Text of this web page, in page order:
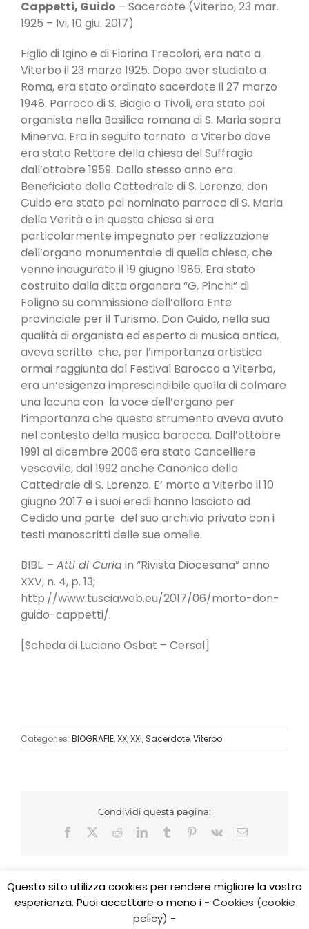
Cappetti, Guido – Sacerdote (Viterbo, 23 mar.
1925 – Ivi, 10 giu. 2017)
Figlio di Igino e di Fiorina Trecolori, era nato a
Viterbo il 23 marzo 1925. Dopo aver studiato a
Roma, era stato ordinato sacerdote il 27 marzo
1948. Parroco di S. Biagio a Tivoli, era stato poi
organista nella Basilica romana di S. Maria sopra
Minerva. Era in seguito tornato a Viterbo dove
era stato Rettore della chiesa del Suffragio
dall’ottobre 1959. Dallo stesso anno era
Beneficiato della Cattedrale di S. Lorenzo; don
Guido era stato poi nominato parroco di S. Maria
della Verità e in questa chiesa si era
particolarmente impegnato per realizzazione
dell’organo monumentale di quella chiesa, che
venne inaugurato il 19 giugno 1986. Era stato
costruito dalla ditta organara “G. Pinchi” di
Foligno su commissione dell’allora Ente
provinciale per il Turismo. Don Guido, nella sua
qualità di organista ed esperto di musica antica,
aveva scritto che, per l’importanza artistica
ormai raggiunta dal Festival Barocco a Viterbo,
era un’esigenza imprescindibile quella di colmare
una lacuna con la voce dell’organo per
l’importanza che questo strumento aveva avuto
nel contesto della musica barocca. Dall’ottobre
1991 al dicembre 2006 era stato Cancelliere
vescovile, dal 1992 anche Canonico della
Cattedrale di S. Lorenzo. E’ morto a Viterbo il 10
giugno 2017 e i suoi eredi hanno lasciato ad
Cedido una parte del suo archivio privato con i
testi manoscritti delle sue omelie.
BIBL. – Atti di Curiain “Rivista Diocesana” anno
XXV, n. 4, p. 13;
http://www.tusciaweb.eu/2017/06/morto-don-
guido-cappetti/.
[Scheda di Luciano Osbat – Cersal]
Categories: BIOGRAFIE,XX,XXI, Sacerdote,Viterbo
Condividi questa pagina:
Facebook
RedditLinkedInTumblr Pinterest
Vk Email
Copyright 2017 CEDIDO v.2.3 | All Rights Reserved | Tel.
0761/325584
Questo sito utilizza cookies per rendere migliore la vostra
esperienza. Puoi accettare o meno i - Cookies (cookie
policy) -